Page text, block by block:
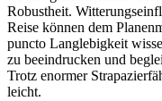
Robustheit.
Reise können dem
puncto Langlebigkeit
zu beeindrucken und
Trotz enormer
leicht.